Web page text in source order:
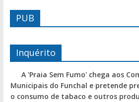
PUB
Inquérito
A 'Praia Sem Fumo' chega aos
Municipais do Funchal e pretende
o consumo de tabaco e outros